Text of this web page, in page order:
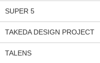
SUPER 5
TAKEDA DESIGN PROJECT
TALENS